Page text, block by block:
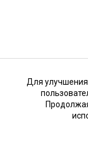
Для улучшения